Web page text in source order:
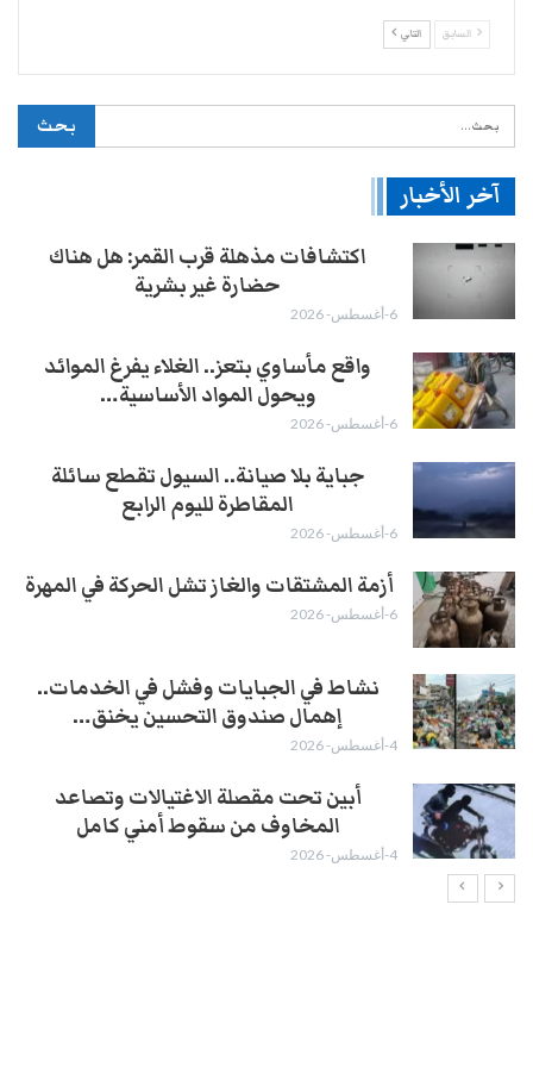
السابق التالي
آخر الأخبار
اكتشافات مذهلة قرب القمر: هل هناك
حضارة غير بشرية
6-أغسطس- 2026
واقع مأساوي بتعز.. الغلاء يفرغ الموائد
ويحول المواد الأساسية…
6-أغسطس- 2026
جباية بلا صيانة.. السيول تقطع سائلة
المقاطرة لليوم الرابع
6-أغسطس- 2026
أزمة المشتقات والغاز تشل الحركة في المهرة ​
6-أغسطس- 2026
نشاط في الجبايات وفشل في الخدمات..
إهمال صندوق التحسين يخنق…
4-أغسطس- 2026
أبين تحت مقصلة الاغتيالات وتصاعد
المخاوف من سقوط أمني كامل
4-أغسطس- 2026